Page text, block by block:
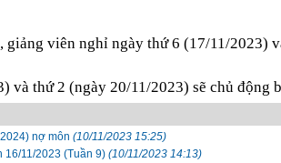
viên nghỉ ngày thứ 6 (17/11/2023)
và thứ 2 (ngày 20/11/2023) sẽ chủ động
nợ môn (10/11/2023 15:25)
16/11/2023 (Tuần 9) (10/11/2023 14:13)